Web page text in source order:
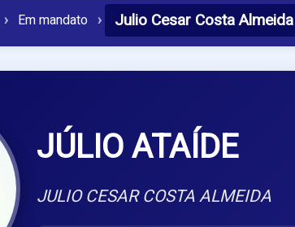
› Em mandato › Julio Cesar Costa Almeida
JÚLIO ATAÍDE
JULIO CESAR COSTA ALMEIDA